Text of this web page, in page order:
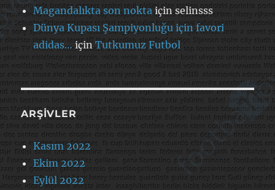
Magandalıkta son nokta içinselinsss
Dünya Kupası Şampiyonluğu için favori
adidas…içinTutkumuz Futbol
ARŞIVLER
Kasım 2022
Ekim 2022
Eylül 2022